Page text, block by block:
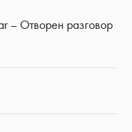
– Отворен разговор